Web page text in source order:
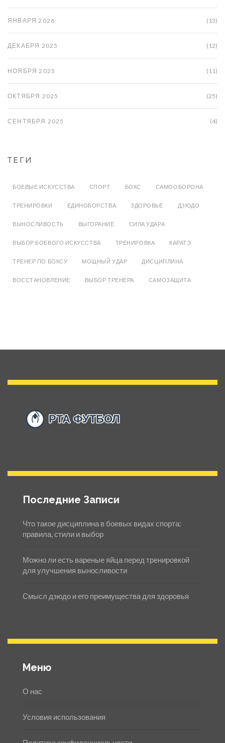
ЯНВАРЯ 2026 (13)
ДЕКАБРЯ 2025 (12)
НОЯБРЯ 2025 (11)
ОКТЯБРЯ 2025 (25)
СЕНТЯБРЯ 2025 (4)
ТЕГИ
БОЕВЫЕ ИСКУССТВА СПОРТ БОКС САМООБОРОНА
ТРЕНИРОВКИ ЕДИНОБОРСТВА ЗДОРОВЬЕ ДЗЮДО
ВЫНОСЛИВОСТЬ ВЫГОРАНИЕ СИЛА УДАРА
ВЫБОР БОЕВОГО ИСКУССТВА ТРЕНИРОВКА КАРАТЭ
ТРЕНЕР ПО БОКСУ МОЩНЫЙ УДАР ДИСЦИПЛИНА
ВОССТАНОВЛЕНИЕ ВЫБОР ТРЕНЕРА САМОЗАЩИТА
Последние Записи
Что такое дисциплина в боевых видах спорта:
правила, стили и выбор
Можно ли есть вареные яйца перед тренировкой
для улучшения выносливости
Смысл дзюдо и его преимущества для здоровья
Меню
О нас
Условия использования